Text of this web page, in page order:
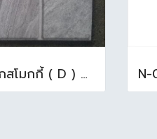
16x16นิ้ว นกสโมกกี้ ( D ) A (Pack6)